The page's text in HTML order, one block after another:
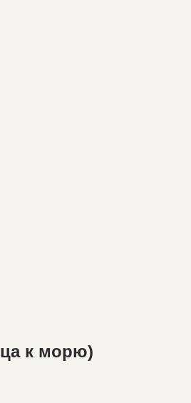
к морю)